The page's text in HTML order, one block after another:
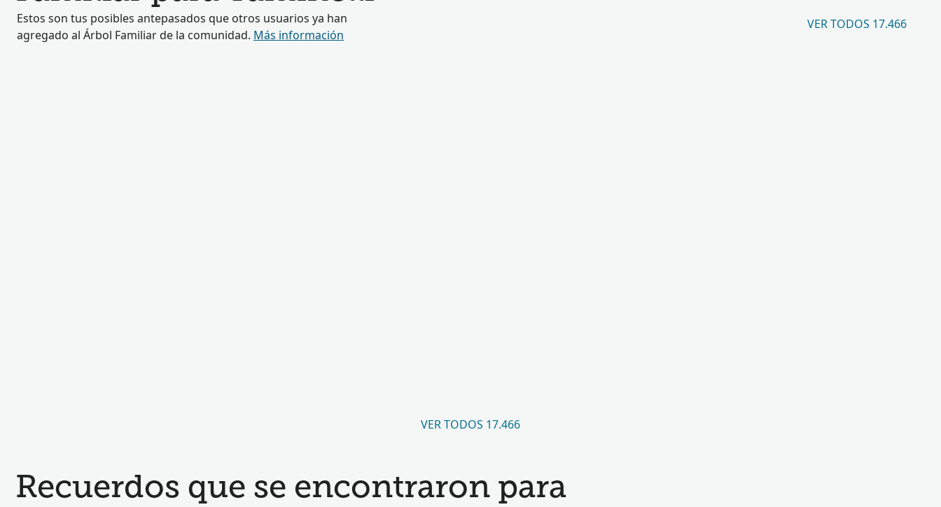
Estos son tus posibles antepasados que otros usuarios ya han
agregado al Árbol Familiar de la comunidad. Más información
VER TODOS 17.466
VER TODOS 17.466
Recuerdos que se encontraron para